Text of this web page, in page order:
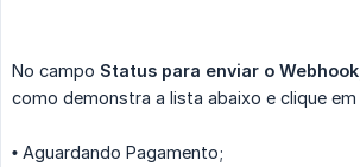
No campo Status para enviar o Webhook
como demonstra a lista abaixo e clique em
• Aguardando Pagamento;